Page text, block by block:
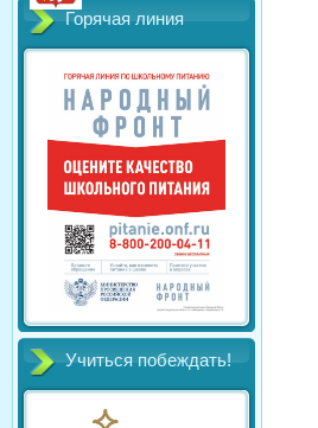
Горячая линия
Учиться побеждать!